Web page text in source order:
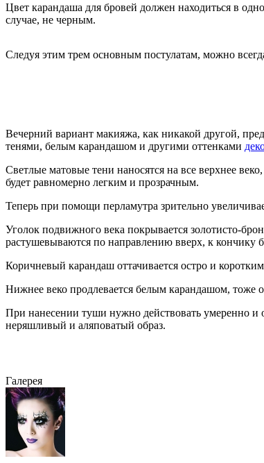
Цвет карандаша для бровей должен находиться в
случае, не черным.
Следуя этим трем основным постулатам, можно
Вечерний вариант макияжа, как никакой другой,
тенями, белым карандашом и другими оттенками
Светлые матовые тени наносятся на все верхнее
будет равномерно легким и прозрачным.
Теперь при помощи перламутра зрительно
Уголок подвижного века покрывается золотисто-
растушевываются по направлению вверх, к кончику
Коричневый карандаш оттачивается остро и
Нижнее веко продлевается белым карандашом, тоже
При нанесении туши нужно действовать умеренно
неряшливый и аляповатый образ.
Галерея